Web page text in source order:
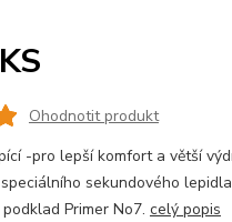
Ohodnotit produkt
-pro lepší komfort a větší
sekundového
Primer No7. celý popis